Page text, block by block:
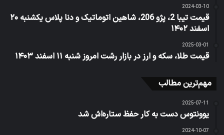
2024-03-10
قیمت تیبا 2، پژو 206، شاهین اتوماتیک و دنا پلاس یکشنبه ۲۰
اسفند ۱۴۰۲
2025-03-01
قیمت طلا، سکه و ارز در بازار رشت امروز شنبه ۱۱ اسفند ۱۴۰۳
مهم‌ترین مطالب
2025-07-11
یوونتوس دست به کار حفظ ستاره‌اش شد
2024-10-07